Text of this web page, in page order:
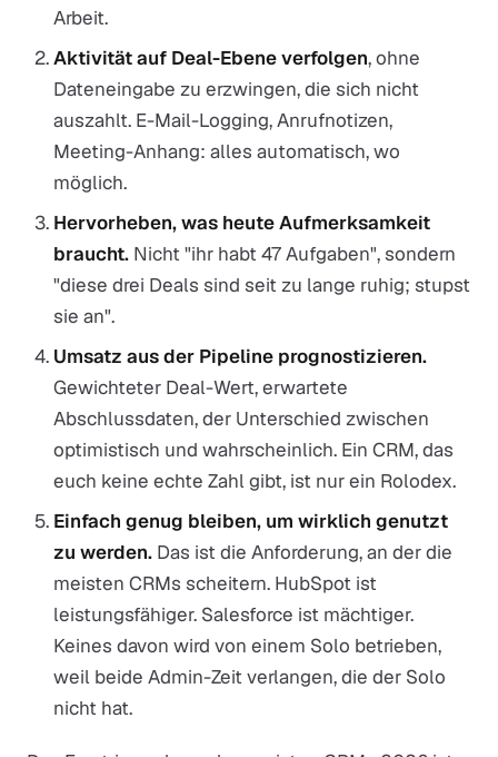
Arbeit.
Aktivität auf Deal-Ebene verfolgen, ohne
Dateneingabe zu erzwingen, die sich nicht
auszahlt. E-Mail-Logging, Anrufnotizen,
Meeting-Anhang: alles automatisch, wo
möglich.
Hervorheben, was heute Aufmerksamkeit
braucht. Nicht "ihr habt 47 Aufgaben", sondern
"diese drei Deals sind seit zu lange ruhig; stupst
sie an".
Umsatz aus der Pipeline prognostizieren.
Gewichteter Deal-Wert, erwartete
Abschlussdaten, der Unterschied zwischen
optimistisch und wahrscheinlich. Ein CRM, das
euch keine echte Zahl gibt, ist nur ein Rolodex.
Einfach genug bleiben, um wirklich genutzt
zu werden. Das ist die Anforderung, an der die
meisten CRMs scheitern. HubSpot ist
leistungsfähiger. Salesforce ist mächtiger.
Keines davon wird von einem Solo betrieben,
weil beide Admin-Zeit verlangen, die der Solo
nicht hat.